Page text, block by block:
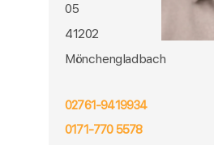
05
41202
Mönchengladbach
02761-9419934
0171-770 5578